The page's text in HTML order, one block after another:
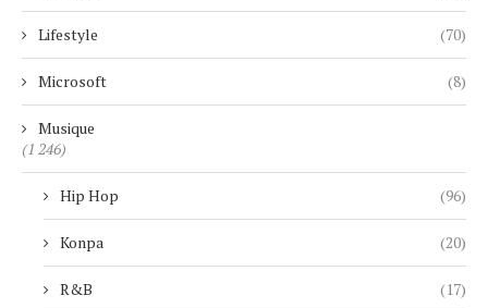
Lifestyle (70)
Microsoft (8)
Musique
(1 246)
Hip Hop (96)
Konpa (20)
R&B (17)